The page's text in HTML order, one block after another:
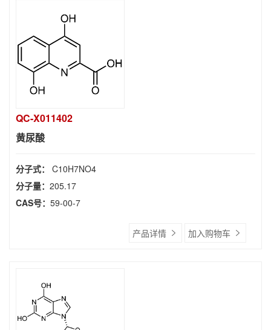
QC-X011402
黄尿酸
分子式： C10H7NO4
分子量： 205.17
CAS号： 59-00-7
产品详情 加入购物车